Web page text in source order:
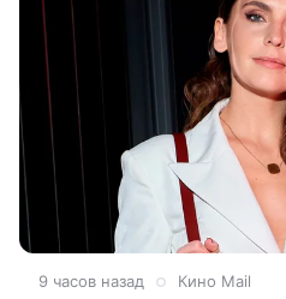
9 часов назад Кино Mail